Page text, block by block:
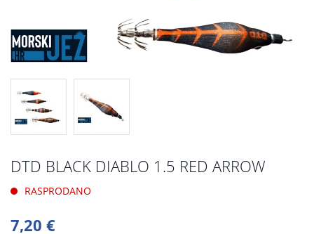
DTD BLACK DIABLO 1.5 RED ARROW
RASPRODANO
7,20 €